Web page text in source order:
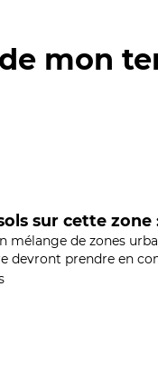
mon
sur cette zone
de zones
prendre en